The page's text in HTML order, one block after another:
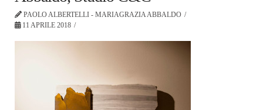
PAOLO ALBERTELLI - MARIAGRAZIA ABBALDO
11 APRILE 2018